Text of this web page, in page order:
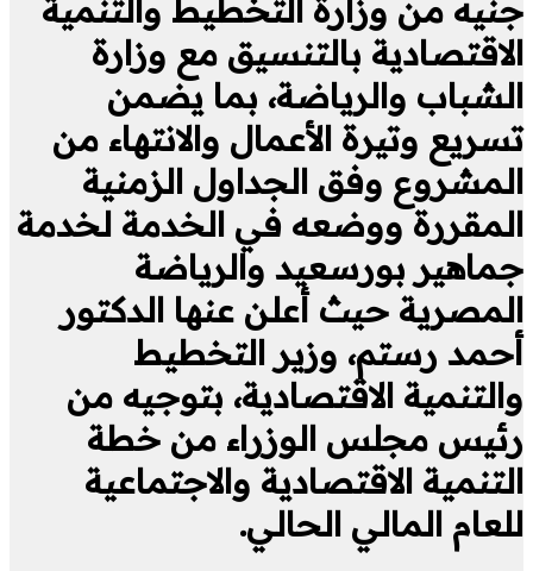
جنيه من وزارة التخطيط والتنمية
الاقتصادية بالتنسيق مع وزارة
الشباب والرياضة، بما يضمن
تسريع وتيرة الأعمال والانتهاء من
المشروع وفق الجداول الزمنية
المقررة ووضعه في الخدمة لخدمة
جماهير بورسعيد والرياضة
المصرية حيث أعلن عنها الدكتور
أحمد رستم، وزير التخطيط
والتنمية الاقتصادية، بتوجيه من
رئيس مجلس الوزراء من خطة
التنمية الاقتصادية والاجتماعية
للعام المالي الحالي.